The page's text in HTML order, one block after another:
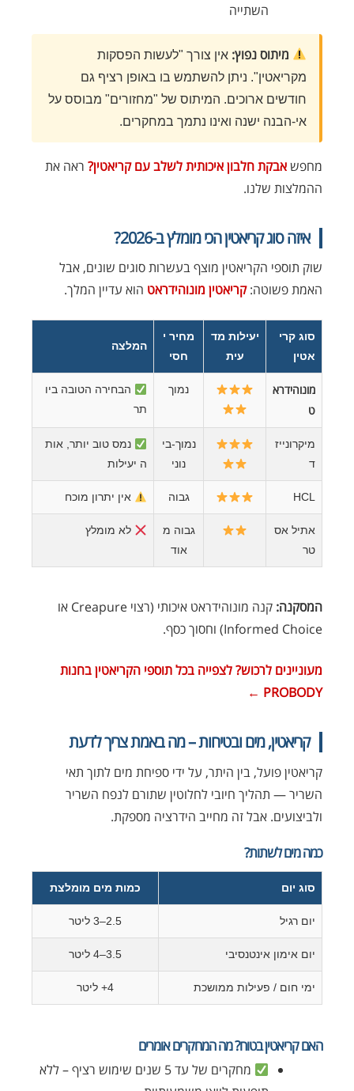
השתייה
מיתוס נפוץ: אין צורך "לעשות הפסקות
מקריאטין". ניתן להשתמש בו באופן רציף גם
חודשים ארוכים. המיתוס של "מחזורים" מבוסס על
אי-הבנה ישנה ואינו נתמך במחקרים.
מחפשאבקת חלבון איכותית לשלב עם קריאטין? ראה את
ההמלצות שלנו.
איזה סוג קריאטין הכי מומלץ ב-2026?
שוק תוספי הקריאטין מוצף בעשרות סוגים שונים, אבל
האמת פשוטה:קריאטין מונוהידראט הוא עדיין המלך.
סוג קרי
אטין
יעילות מד
עית
מחיר י
חסי
המלצה
מונוהידרא
ט
נמוך
הבחירה הטובה ביו
תר
מיקרונייז
ד
נמוך-בי
נוני
נמס טוב יותר, אות
ה יעילות
HCL גבוה אין יתרון מוכח
אתיל אס
טר
גבוה מ
אוד
לא מומלץ
המסקנה:
קנה מונוהידראט איכותי (רצוי Creapure או
Informed Choice) וחסוך כסף.
מעוניינים לרכוש? לצפייה בכל תוספי הקריאטין בחנות
PROBODY ←
קריאטין, מים ובטיחות – מה באמת צריך לדעת
קריאטין פועל, בין היתר, על ידי ספיחת מים לתוך תאי
השריר — תהליך חיובי לחלוטין שתורם לנפח השריר
ולביצועים. אבל זה מחייב הידרציה מספקת.
כמה מים לשתות?
סוג יום כמות מים מומלצת
יום רגיל 2.5–3 ליטר
יום אימון אינטנסיבי 3.5–4 ליטר
ימי חום / פעילות ממושכת 4+ ליטר
האם קריאטין בטוח? מה המחקרים אומרים
מחקרים של עד 5 שנים שימוש רציף – ללא